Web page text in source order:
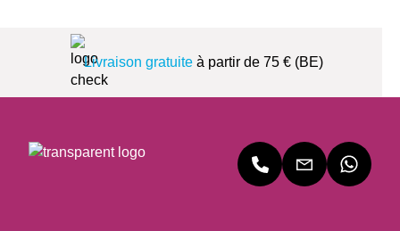
Livraison gratuiteà partir de 75 € (BE)